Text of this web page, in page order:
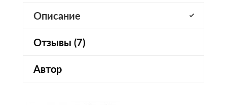
пользователей
Описание
Отзывы (7)
Автор